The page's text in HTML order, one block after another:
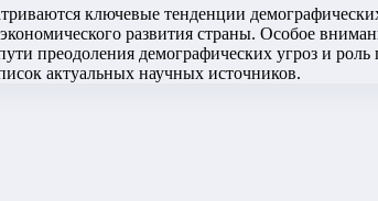
ключевые тенденции
развития страны. Особое
преодоления демографических угроз и роль
актуальных научных источников.